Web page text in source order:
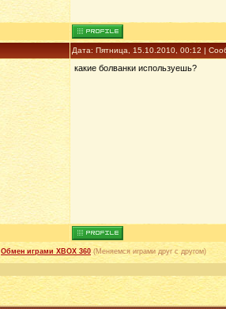
Дата: Пятница, 15.10.2010, 00:12 |
какие болванки используешь?
Обмен играми XBOX 360 (Меняемся играми друг с другом)